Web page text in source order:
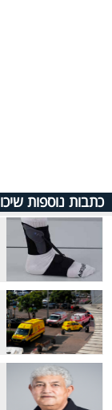
כתבות נוספות